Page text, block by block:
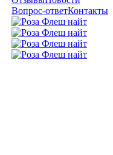
Вопрос-ответКонтакты